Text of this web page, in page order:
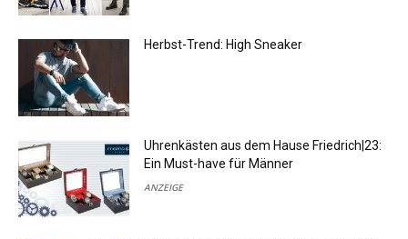
Herbst-Trend: High Sneaker
Uhrenkästen aus dem Hause Friedrich|23:
Ein Must-have für Männer
ANZEIGE